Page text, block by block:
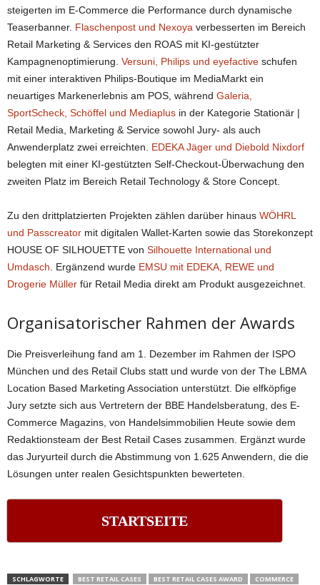
steigerten im E-Commerce die Performance durch dynamische
Teaserbanner. Flaschenpost und Nexoya verbesserten im Bereich
Retail Marketing & Services den ROAS mit KI-gestützter
Kampagnenoptimierung. Versuni, Philips und eyefactive schufen
mit einer interaktiven Philips-Boutique im MediaMarkt ein
neuartiges Markenerlebnis am POS, während Galeria,
SportScheck, Schöffel und Mediaplus in der Kategorie Stationär |
Retail Media, Marketing & Service sowohl Jury- als auch
Anwenderplatz zwei erreichten. EDEKA Jäger und Diebold Nixdorf
belegten mit einer KI-gestützten Self-Checkout-Überwachung den
zweiten Platz im Bereich Retail Technology & Store Concept.
Zu den drittplatzierten Projekten zählen darüber hinaus WÖHRL
und Passcreator mit digitalen Wallet-Karten sowie das Storekonzept
HOUSE OF SILHOUETTE von Silhouette International und
Umdasch. Ergänzend wurde EMSU mit EDEKA, REWE und
Drogerie Müller für Retail Media direkt am Produkt ausgezeichnet.
Organisatorischer Rahmen der Awards
Die Preisverleihung fand am 1. Dezember im Rahmen der ISPO
München und des Retail Clubs statt und wurde von der The LBMA
Location Based Marketing Association unterstützt. Die elfköpfige
Jury setzte sich aus Vertretern der BBE Handelsberatung, des E-
Commerce Magazins, von Handelsimmobilien Heute sowie dem
Redaktionsteam der Best Retail Cases zusammen. Ergänzt wurde
das Juryurteil durch die Abstimmung von 1.625 Anwendern, die die
Lösungen unter realen Gesichtspunkten bewerteten.
STARTSEITE
SCHLAGWORTE BEST RETAIL CASES BEST RETAIL CASES AWARD
COMMERCE